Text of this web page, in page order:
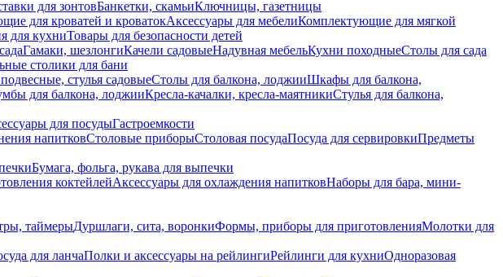
для зонтовБанкетки, скамьиКлючницы, газетницы
для кроватей и кроватокАксессуары для мебелиКомплектующие для мягкой
для кухниТовары для безопасности детей
Гамаки, шезлонгиКачели садовыеНадувная мебельКухни походныеСтолы для сада
столики для бани
стулья садовыеСтолы для балкона, лоджииШкафы для балкона,
для балкона, лоджииКресла-качалки, кресла-маятникиСтулья для балкона,
для посудыГастроемкости
напитковСтоловые приборыСтоловая посудаПосуда для сервировкиПредметы
Бумага, фольга, рукава для выпечки
коктейлейАксессуары для охлаждения напитковНаборы для бара, мини-
таймерыДуршлаги, сита, воронкиФормы, приборы для приготовленияМолотки для
для ланчаПолки и аксессуары на рейлингиРейлинги для кухниОдноразовая